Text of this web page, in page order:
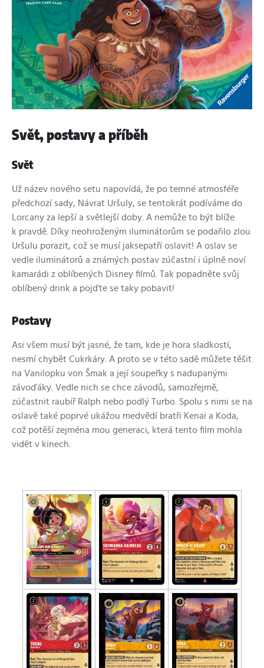
Svět, postavy a příběh
Svět
Už název nového setu napovídá, že po temné atmosféře
předchozí sady, Návrat Uršuly, se tentokrát podíváme do
Lorcany za lepší a světlejší doby. A nemůže to být blíže
k pravdě. Díky neohroženým iluminátorům se podařilo zlou
Uršulu porazit, což se musí jaksepatří oslavit! A oslav se
vedle iluminátorů a známých postav zúčastní i úplně noví
kamarádi z oblíbených Disney filmů. Tak popadněte svůj
oblíbený drink a pojďte se taky pobavit!
Postavy
Asi všem musí být jasné, že tam, kde je hora sladkostí,
nesmí chybět Cukrkáry. A proto se v této sadě můžete těšit
na Vanilopku von Šmak a její soupeřky s nadupanými
závoďáky. Vedle nich se chce závodů, samozřejmě,
zúčastnit raubíř Ralph nebo podlý Turbo. Spolu s nimi se na
oslavě také poprvé ukážou medvědí bratři Kenai a Koda,
což potěší zejména mou generaci, která tento film mohla
vidět v kinech.